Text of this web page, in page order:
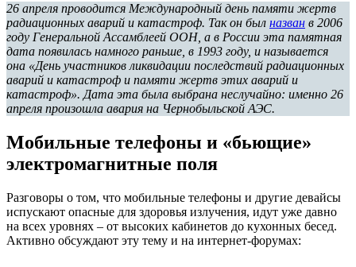
26 апреля проводится Международный день памяти жертв
радиационных аварий и катастроф. Так он был назван в 2006
году Генеральной Ассамблеей ООН, а в России эта памятная
дата появилась намного раньше, в 1993 году, и называется
она «День участников ликвидации последствий радиационных
аварий и катастроф и памяти жертв этих аварий и
катастроф». Дата эта была выбрана неслучайно: именно 26
апреля произошла авария на Чернобыльской АЭС.
Мобильные телефоны и «бьющие»
электромагнитные поля
Разговоры о том, что мобильные телефоны и другие девайсы
испускают опасные для здоровья излучения, идут уже давно
на всех уровнях – от высоких кабинетов до кухонных бесед.
Активно обсуждают эту тему и на интернет-форумах: